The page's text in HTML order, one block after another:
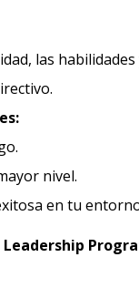
las
nivel.
en tu
Leadership